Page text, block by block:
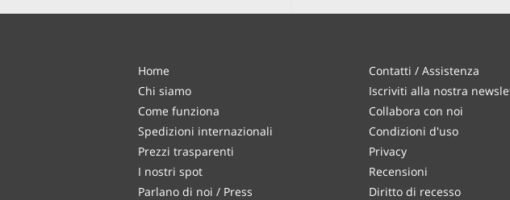
Home
Chi siamo
Come funziona
Spedizioni internazionali
Prezzi trasparenti
I nostri spot
Parlano di noi / Press
Contatti / Assistenza
Iscriviti alla nostra
Collabora con noi
Condizioni d'uso
Privacy
Recensioni
Diritto di recesso